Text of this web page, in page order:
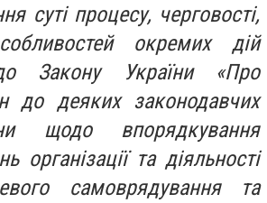
суті процесу, черговості,
окремих дій
Закону України «Про
до деяких законодавчих
щодо впорядкування
організації та діяльності
самоврядування та